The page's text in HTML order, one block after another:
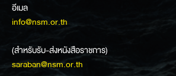
อีเมล
info@nsm.or.th
(สำหรับรับ-ส่งหนังสือราชการ)
saraban@nsm.or.th